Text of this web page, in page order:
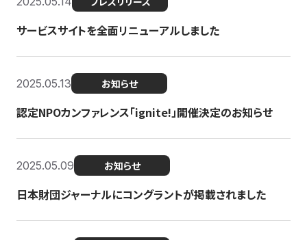
サービスサイトを全面リニューアルしました
2025.05.13 お知らせ
認定NPOカンファレンス「ignite!」開催決定のお知らせ
2025.05.09 お知らせ
日本財団ジャーナルにコングラントが掲載されました